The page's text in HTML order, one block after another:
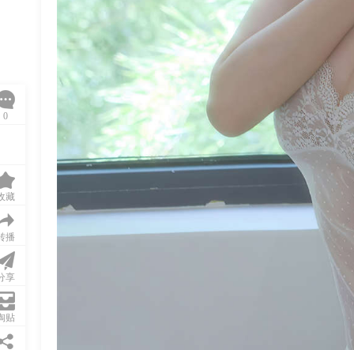
0
藏
播
享
贴